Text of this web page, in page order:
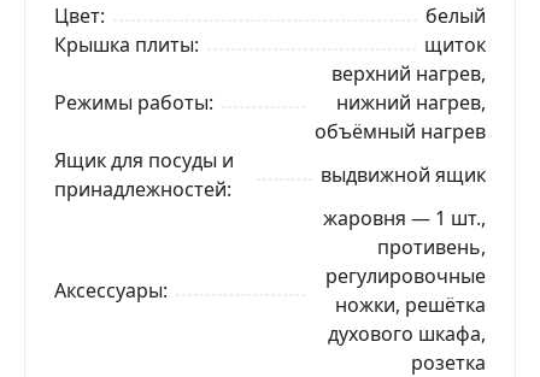
Цвет
белый
Крышка плиты
щиток
Режимы работы
верхний нагрев,
нижний нагрев,
объёмный нагрев
Ящик для посуды и
принадлежностей
выдвижной ящик
Аксессуары
жаровня — 1 шт.,
противень,
регулировочные
ножки, решётка
духового шкафа,
розетка